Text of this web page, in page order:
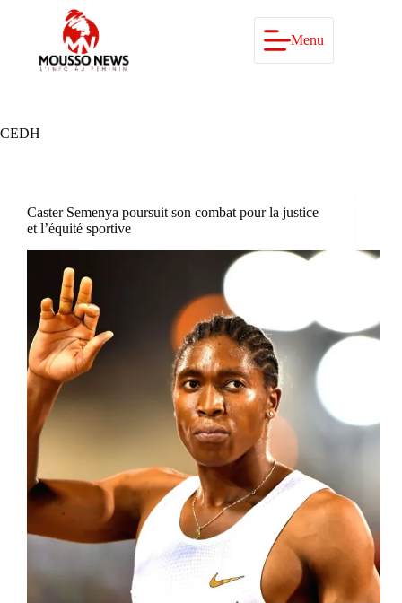
Menu
CEDH
Caster Semenya poursuit son combat pour la justice
et l’équité sportive